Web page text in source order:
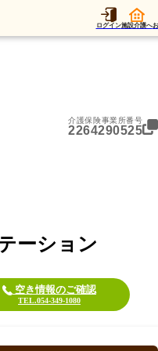
ログイン施設介護へ
介護保険事業所番号
2264290525
ーション
空き情報のご確認
TEL.054-349-1080